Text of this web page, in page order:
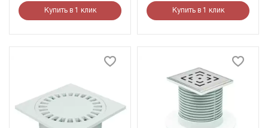
Купить в 1 клик Купить в 1 клик